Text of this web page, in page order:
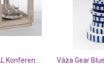
Váza Gear